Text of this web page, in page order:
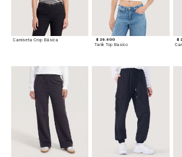
Camiseta Crop Básica $ 29.900
Tank Top Basico
$